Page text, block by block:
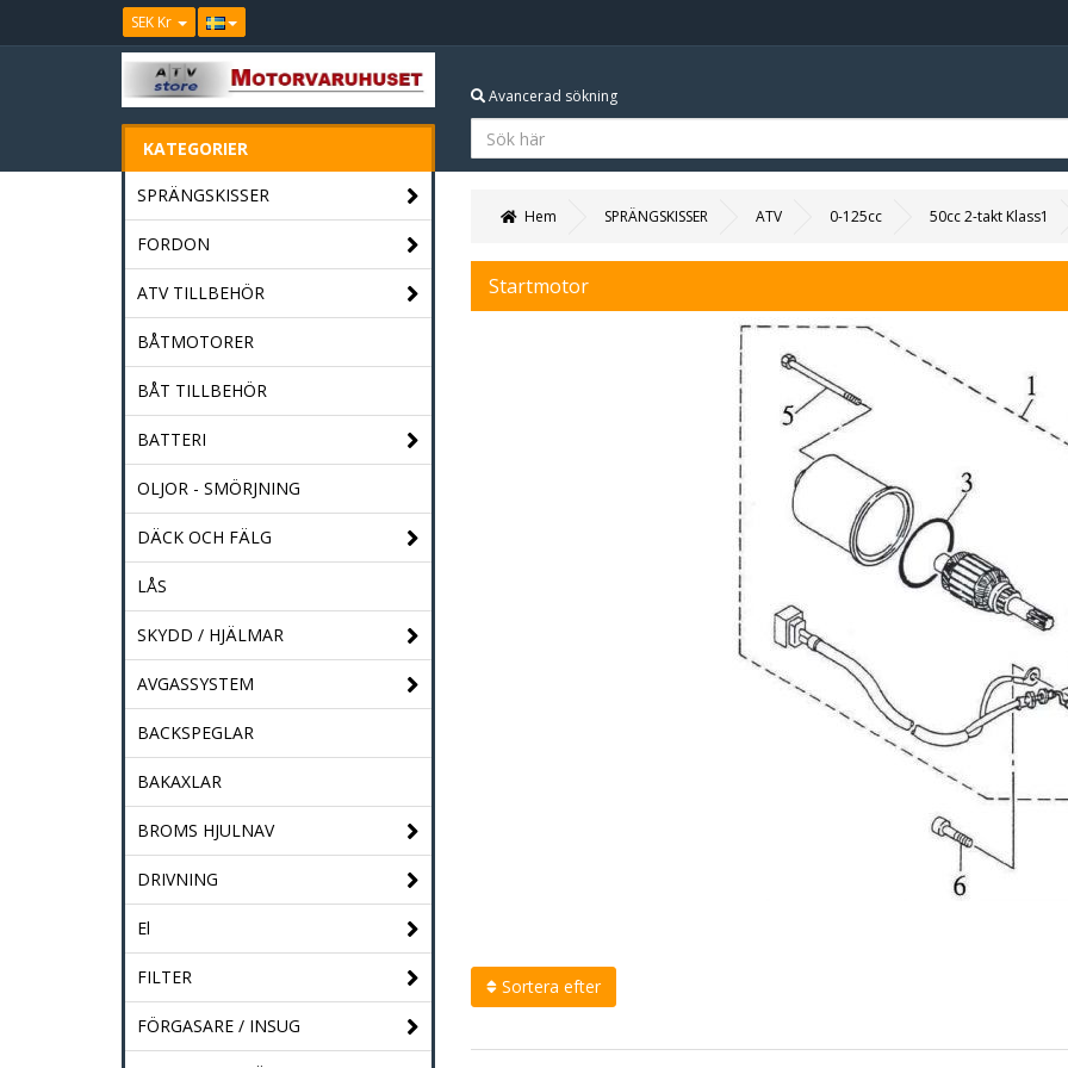
SEK Kr
KATEGORIER
Avancerad sökning
SPRÄNGSKISSER
FORDON
ATV TILLBEHÖR
BÅTMOTORER
BÅT TILLBEHÖR
BATTERI
OLJOR - SMÖRJNING
DÄCK OCH FÄLG
LÅS
SKYDD / HJÄLMAR
AVGASSYSTEM
BACKSPEGLAR
BAKAXLAR
BROMS HJULNAV
DRIVNING
El
FILTER
FÖRGASARE / INSUG
Hem SPRÄNGSKISSER ATV 0-125cc 50cc 2-takt Klass1
Startmotor
Sortera efter